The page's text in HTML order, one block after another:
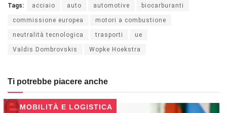
Tags: acciaio auto automotive biocarburanti
commissione europea motori a combustione
neutralità tecnologica trasporti ue
Valdis Dombrovskis Wopke Hoekstra
Ti potrebbe piacere anche
MOBILITÀ E LOGISTICA